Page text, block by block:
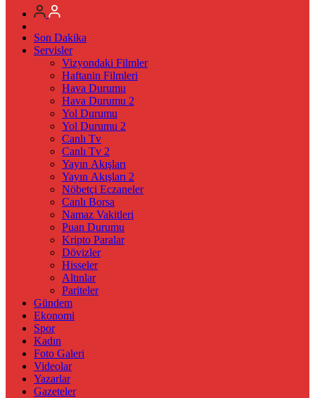
Son Dakika
Servisler
Vizyondaki Filmler
Haftanin Filmleri
Hava Durumu
Hava Durumu 2
Yol Durumu
Yol Durumu 2
Canlı Tv
Canlı Tv 2
Yayın Akışları
Yayın Akışları 2
Nöbetçi Eczaneler
Canlı Borsa
Namaz Vakitleri
Puan Durumu
Kripto Paralar
Dövizler
Hisseler
Altınlar
Pariteler
Gündem
Ekonomi
Spor
Kadın
Foto Galeri
Videolar
Yazarlar
Gazeteler